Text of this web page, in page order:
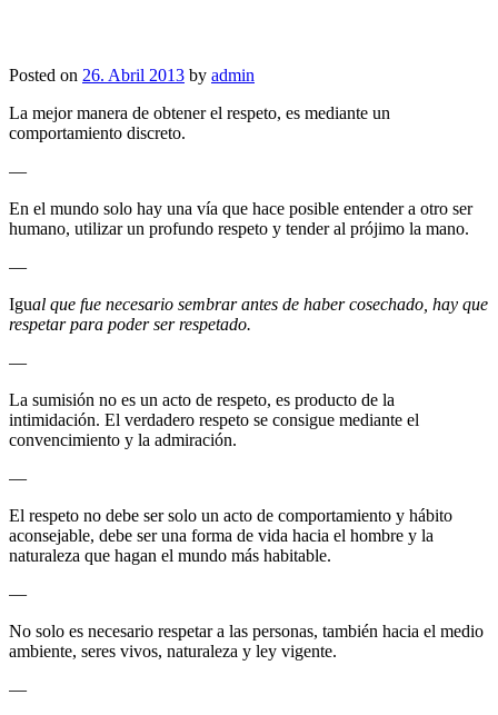
Posted on 26. Abril 2013 by admin
La mejor manera de obtener el respeto, es mediante un
comportamiento discreto.
—
En el mundo solo hay una vía que hace posible entender a otro ser
humano, utilizar un profundo respeto y tender al prójimo la mano.
—
Igual que fue necesario sembrar antes de haber cosechado, hay que
respetar para poder ser respetado.
—
La sumisión no es un acto de respeto, es producto de la
intimidación. El verdadero respeto se consigue mediante el
convencimiento y la admiración.
—
El respeto no debe ser solo un acto de comportamiento y hábito
aconsejable, debe ser una forma de vida hacia el hombre y la
naturaleza que hagan el mundo más habitable.
—
No solo es necesario respetar a las personas, también hacia el medio
ambiente, seres vivos, naturaleza y ley vigente.
—